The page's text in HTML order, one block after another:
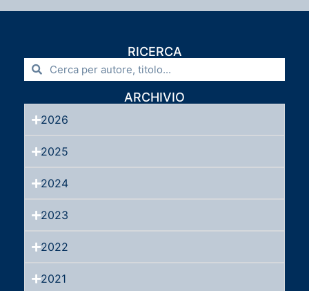
RICERCA
ARCHIVIO
2026
2025
2024
2023
2022
2021